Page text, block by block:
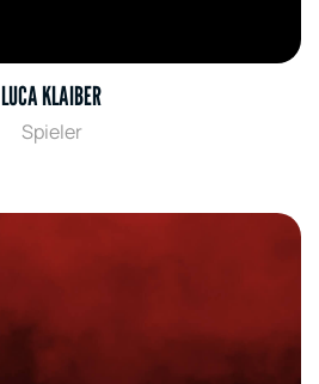
LUCA KLAIBER
Spieler